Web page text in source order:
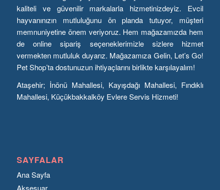
kaliteli ve güvenilir markalarla hizmetinizdeyiz. Evcil
hayvanınızın mutluluğunu ön planda tutuyor, müşteri
memnuniyetine önem veriyoruz. Hem mağazamızda hem
de online sipariş seçeneklerimizle sizlere hizmet
vermekten mutluluk duyarız. Mağazamıza Gelin, Let’s Go!
Pet Shop’ta dostunuzun ihtiyaçlarını birlikte karşılayalım!
Ataşehir; İnönü Mahallesi, Kayışdağı Mahallesi, Fındıklı
Mahallesi, Küçükbakkalköy Evlere Servis Hizmeti!
SAYFALAR
Ana Sayfa
Aksesuar